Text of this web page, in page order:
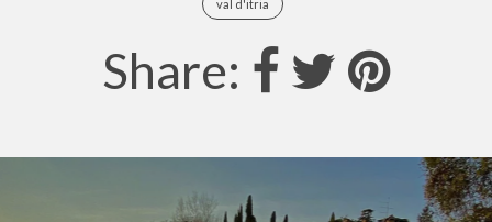
val d'itria
Share: